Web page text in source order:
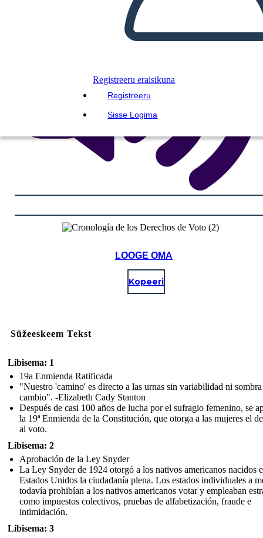
Registreeru eraisikuna
Registreeru
Sisse Logima
LOOGE OMA
Kopeeri
Süžeeskeem Tekst
Libisema: 1
19a Enmienda Ratificada
"Nuestro 'camino' es directo a las urnas sin variabilidad ni
cambio". -Elizabeth Cady Stanton
Después de casi 100 años de lucha por el sufragio femenino, se
la 19ª Enmienda de la Constitución, que otorga a las mujeres el
al voto.
Libisema: 2
Aprobación de la Ley Snyder
La Ley Snyder de 1924 otorgó a los nativos americanos nacidos
Estados Unidos la ciudadanía plena. Los estados individuales a
todavía prohibían a los nativos americanos votar y empleaban
como impuestos colectivos, pruebas de alfabetización, fraude e
intimidación.
Libisema: 3